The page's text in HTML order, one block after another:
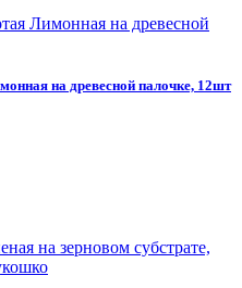
на древесной палочке, 12шт